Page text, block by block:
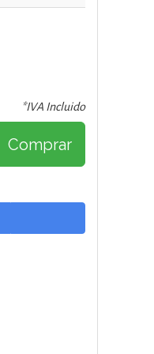
*IVA Incluido
Comprar